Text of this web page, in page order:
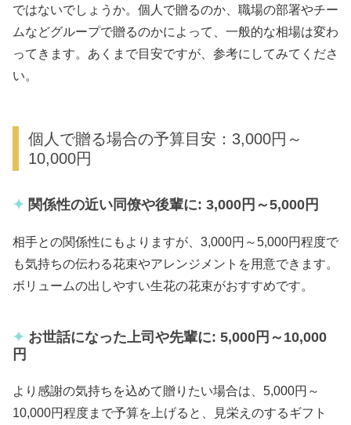
ではないでしょうか。個人で贈るのか、職場の部署やチー
ムなどグループで贈るのかによって、一般的な相場は変わ
ってきます。あくまで目安ですが、参考にしてみてくださ
い。
個人で贈る場合の予算目安：3,000円～
10,000円
関係性の近い同僚や後輩に: 3,000円～5,000円
相手との関係性にもよりますが、3,000円～5,000円程度で
も気持ちの伝わる花束やアレンジメントを用意できます。
ボリュームの出しやすい生花の花束がおすすめです。
お世話になった上司や先輩に: 5,000円～10,000
円
より感謝の気持ちを込めて贈りたい場合は、5,000円～
10,000円程度まで予算を上げると、見栄えのするギフト